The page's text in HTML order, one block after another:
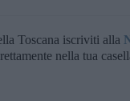
Toscana iscriviti alla
nella tua